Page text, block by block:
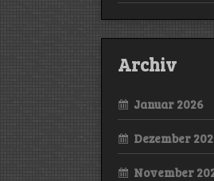
Archiv
Januar 2026
Dezember
November